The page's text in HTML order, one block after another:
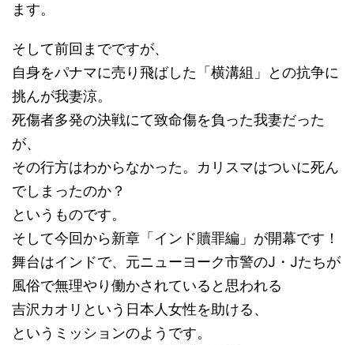
ます。
そして前回までですが、
自身をパナマに売り飛ばした「横溝組」との抗争に
挑んが我妻涼。
死傷者多発の決戦にて致命傷を負った我妻だった
が、
その行方はわからなかった。カリスマはついに死ん
でしまったのか？
というものです。
そして今回から新章「インド贖罪編」が開幕です！
舞台はインドで、元ニューヨーク市警のJ・Jたちが
風俗で無理やり働かされていると思われる
吉沢カオリという日本人女性を助ける、
というミッションのようです。